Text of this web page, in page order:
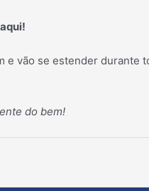
e vão se estender durante
do bem!